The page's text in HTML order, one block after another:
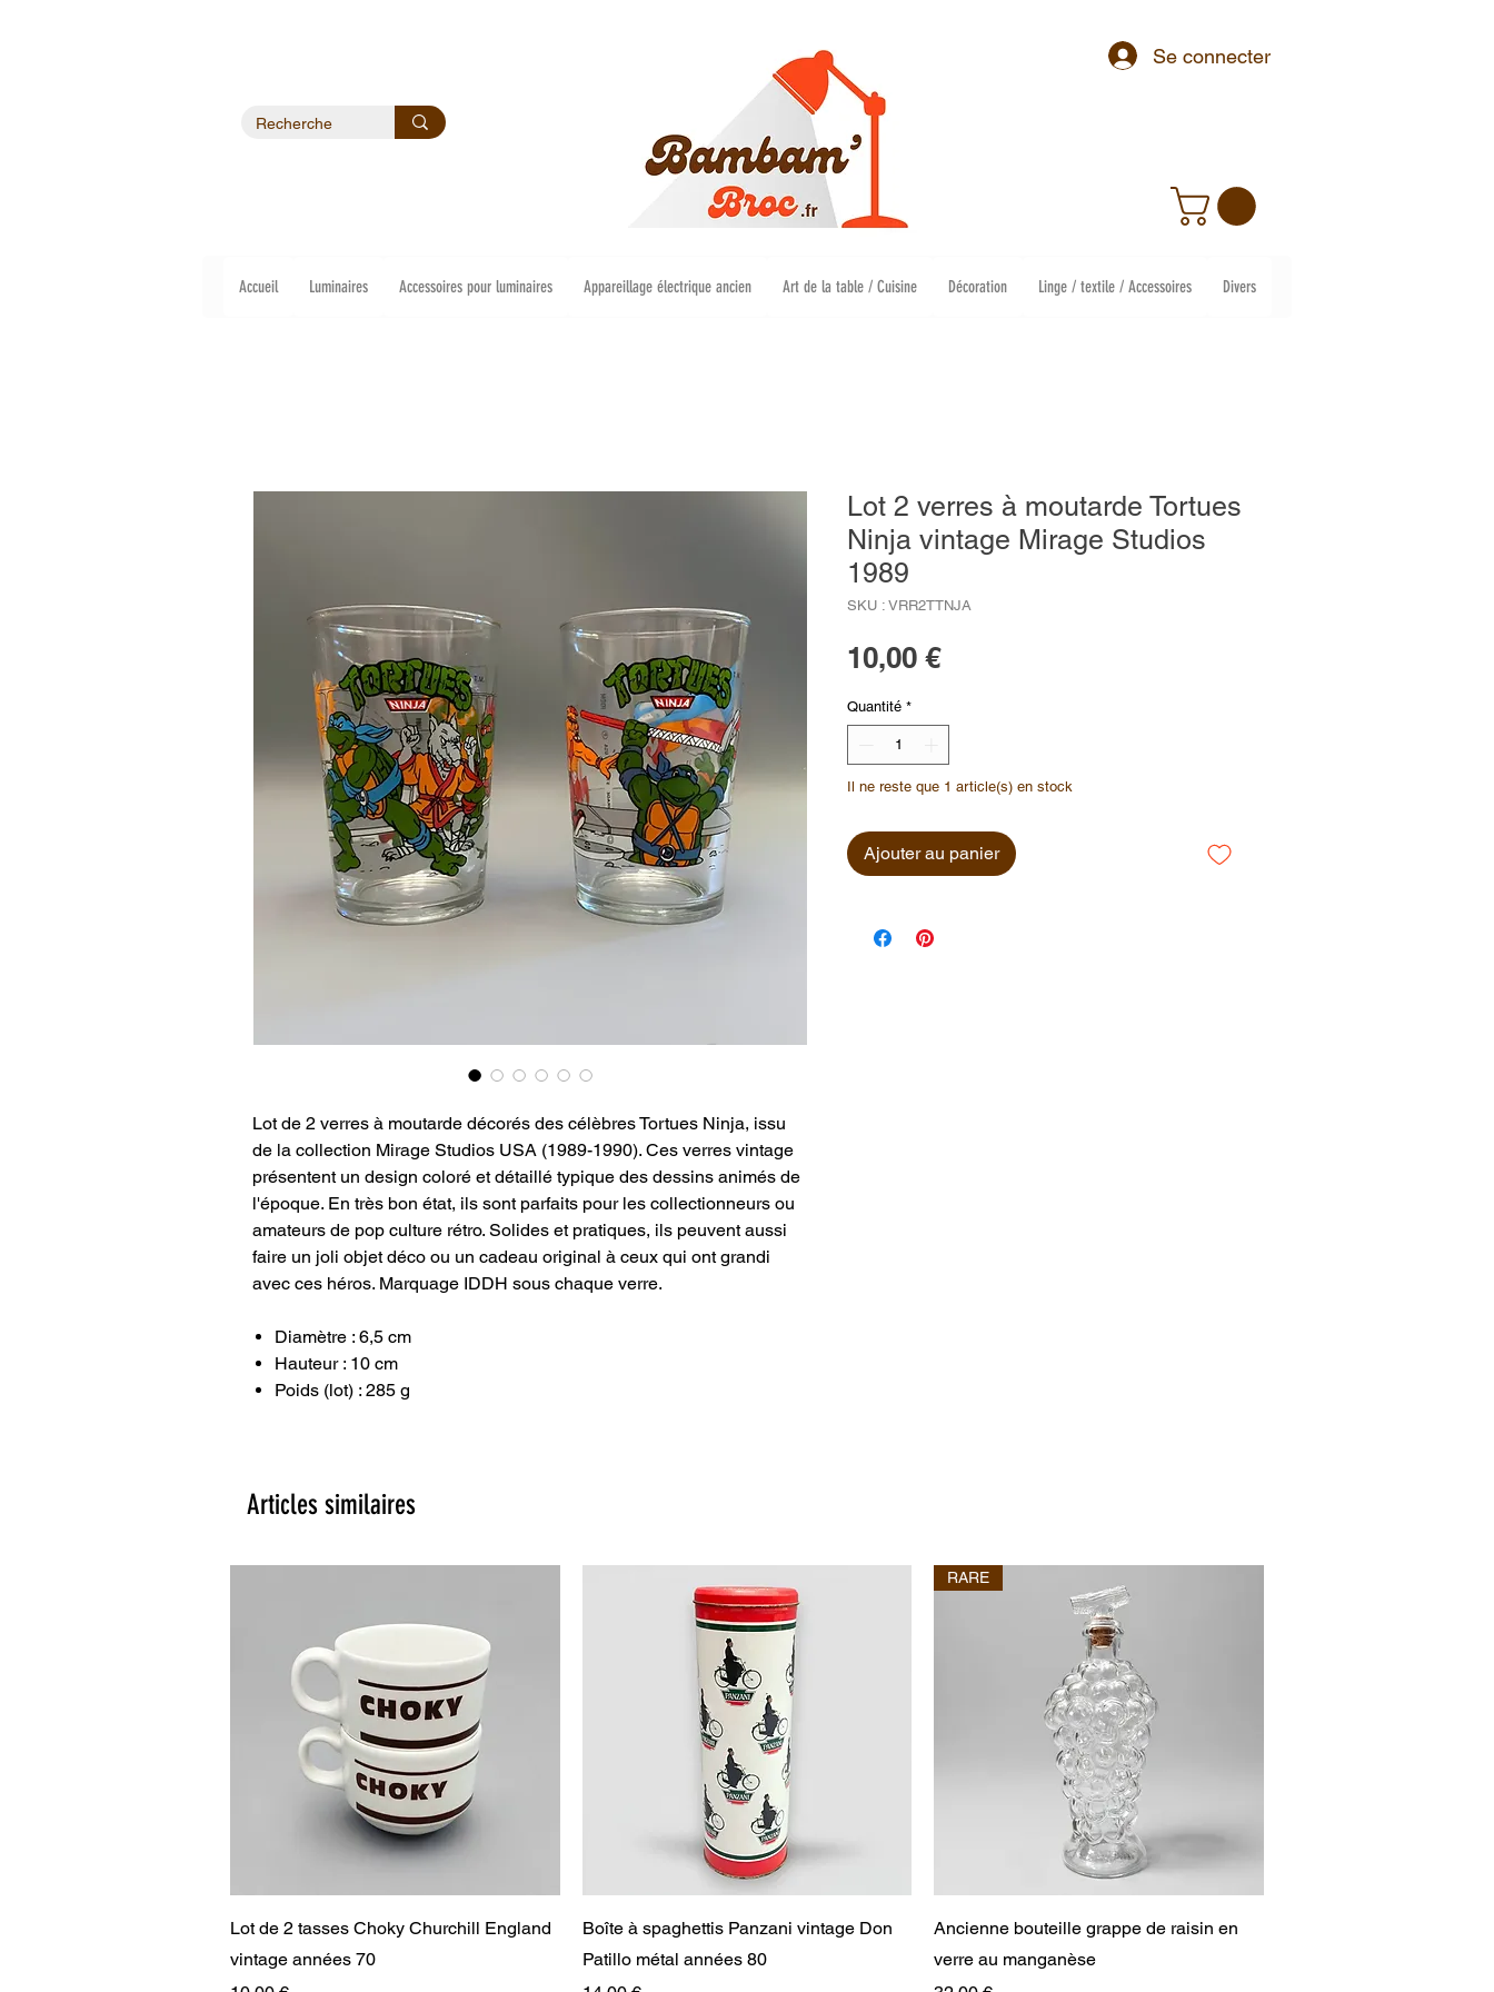
Se connecter
Accueil Luminaires Accessoires pour luminaires Appareillage électrique ancien Art de la table / Cuisine Décoration Linge / textile / Accessoires Divers
Lot de 2 verres à moutarde décorés des célèbres Tortues Ninja, issu
de la collection Mirage Studios USA (1989-1990). Ces verres vintage
présentent un design coloré et détaillé typique des dessins animés de
l'époque. En très bon état, ils sont parfaits pour les collectionneurs ou
amateurs de pop culture rétro. Solides et pratiques, ils peuvent aussi
faire un joli objet déco ou un cadeau original à ceux qui ont grandi
avec ces héros. Marquage IDDH sous chaque verre.
Diamètre : 6,5 cm
Hauteur : 10 cm
Poids (lot) : 285 g
Lot 2 verres à moutarde Tortues
Ninja vintage Mirage Studios
1989
SKU : VRR2TTNJA
10,00 €Prix
Quantité *
Il ne reste que 1 article(s) en stock
Ajouter au panier
Articles similaires
Aperçu rapide
Lot de 2 tasses Choky Churchill England
vintage années 70
Aperçu rapide
Boîte à spaghettis Panzani vintage Don
Patillo métal années 80
Aperçu rapide
RARE
Ancienne bouteille grappe de raisin en
verre au manganèse